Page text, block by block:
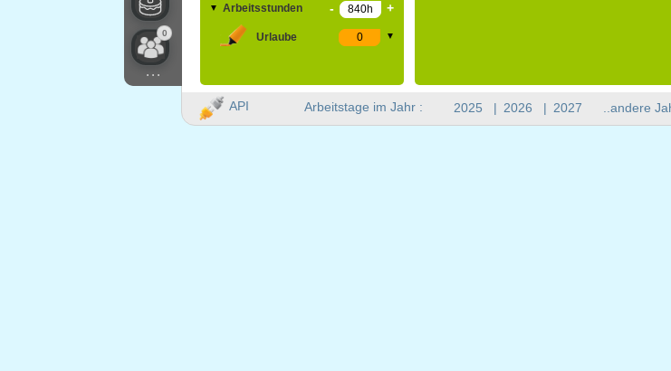
▼ Arbeitsstunden - +
Urlaube ▼
0
...
Arbeitstage im Jahr : 2025 | 2026 | 2027 ..andere
API